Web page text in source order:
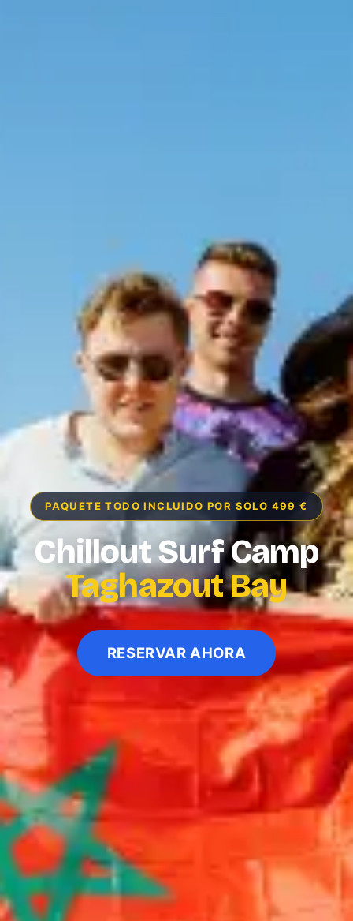
PAQUETE TODO INCLUIDO POR SOLO 499 €
Chillout Surf Camp
Taghazout Bay
RESERVAR AHORA